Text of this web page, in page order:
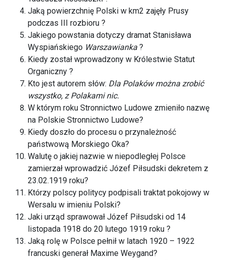
Jaką powierzchnię Polski w km2 zajęły Prusy
podczas III rozbioru ?
Jakiego powstania dotyczy dramat Stanisława
Wyspiańskiego Warszawianka ?
Kiedy został wprowadzony w Królestwie Statut
Organiczny ?
Kto jest autorem słów: Dla Polaków można zrobić
wszystko, z Polakami nic.
W którym roku Stronnictwo Ludowe zmieniło nazwę
na Polskie Stronnictwo Ludowe?
Kiedy doszło do procesu o przynależność
państwową Morskiego Oka?
Walutę o jakiej nazwie w niepodległej Polsce
zamierzał wprowadzić Józef Piłsudski dekretem z
23.02.1919 roku?
Którzy polscy politycy podpisali traktat pokojowy w
Wersalu w imieniu Polski?
Jaki urząd sprawował Józef Piłsudski od 14
listopada 1918 do 20 lutego 1919 roku ?
Jaką rolę w Polsce pełnił w latach 1920 – 1922
francuski generał Maxime Weygand?